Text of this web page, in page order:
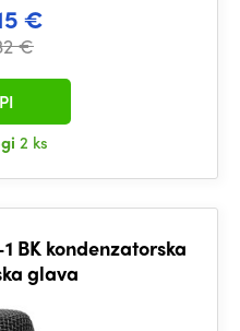
€
€
2 ks
BK kondenzatorska
glava